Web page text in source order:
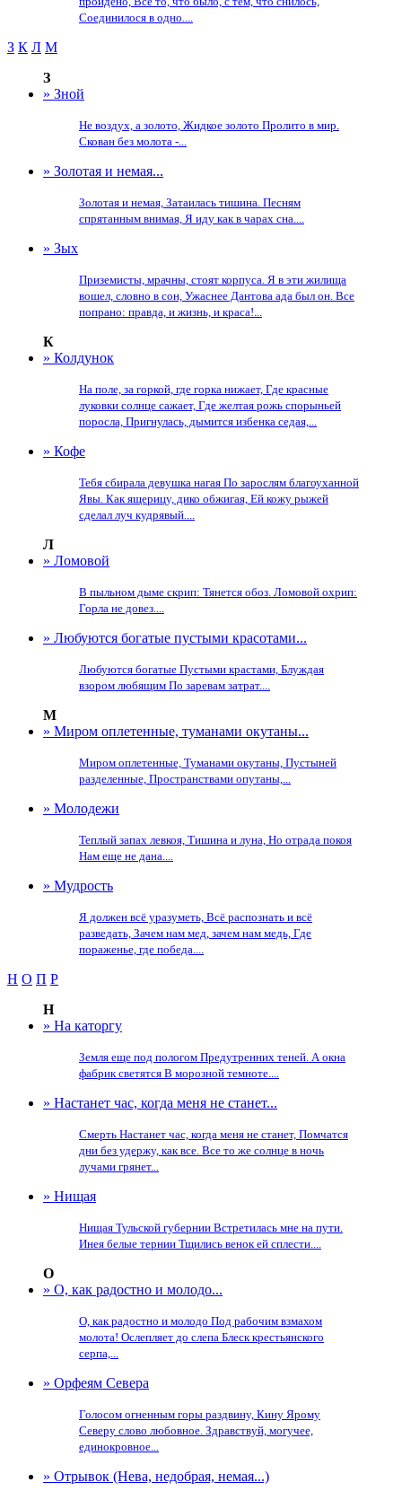
Соединилося в одно....
З К Л М
З
» Зной
Не воздух, а золото, Жидкое золото Пролито в мир.
Скован без молота -...
» Золотая и немая...
Золотая и немая, Затаилась тишина. Песням
спрятанным внимая, Я иду как в чарах сна....
» Зых
Приземисты, мрачны, стоят корпуса. Я в эти жилища
вошел, словно в сон, Ужаснее Дантова ада был он. Все
попрано: правда, и жизнь, и краса!...
К
» Колдунок
На поле, за горкой, где горка нижает, Где красные
луковки солнце сажает, Где желтая рожь спорыньей
поросла, Пригнулась, дымится избенка седая,...
» Кофе
Тебя сбирала девушка нагая По зарослям благоуханной
Явы. Как ящерицу, дико обжигая, Ей кожу рыжей
сделал луч кудрявый....
Л
» Ломовой
В пыльном дыме скрип: Тянется обоз. Ломовой охрип:
Горла не довез....
» Любуются богатые пустыми красотами...
Любуются богатые Пустыми крастами, Блуждая
взором любящим По заревам затрат....
М
» Миром оплетенные, туманами окутаны...
Миром оплетенные, Туманами окутаны, Пустыней
разделенные, Пространствами опутаны,...
» Молодежи
Теплый запах левкоя, Тишина и луна, Но отрада покоя
Нам еще не дана....
» Мудрость
Я должен всё уразуметь, Всё распознать и всё
разведать, Зачем нам мед, зачем нам медь, Где
пораженье, где победа....
Н О П Р
Н
» На каторгу
Земля еще под пологом Предутренних теней. А окна
фабрик светятся В морозной темноте....
» Настанет час, когда меня не станет...
Смерть Настанет час, когда меня не станет, Помчатся
дни без удержу, как все. Все то же солнце в ночь
лучами грянет...
» Нищая
Нищая Тульской губернии Встретилась мне на пути.
Инея белые тернии Тщились венок ей сплести....
О
» О, как радостно и молодо...
О, как радостно и молодо Под рабочим взмахом
молота! Ослепляет до слепа Блеск крестьянского
серпа,...
» Орфеям Севера
Голосом огненным горы раздвину, Кину Ярому
Северу слово любовное. Здравствуй, могучее,
единокровное...
» Отрывок (Нева, недобрая, немая...)